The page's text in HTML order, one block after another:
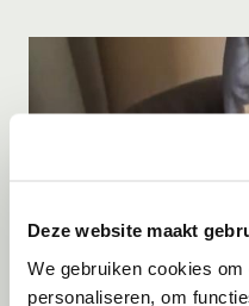
Deze website maakt
We gebruiken cookies
personaliseren, om